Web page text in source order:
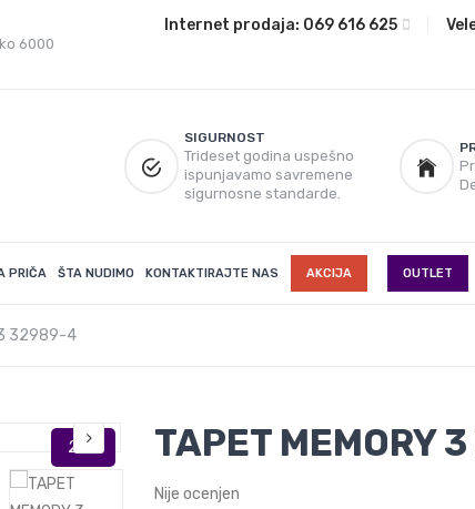
6000
Internet prodaja: 069 616 625
SIGURNOST
Trideset godina uspešno
ispunjavamo savremene
sigurnosne standarde.
PRIČA ŠTA NUDIMO KONTAKTIRAJTE NAS AKCIJA OUTLET
3 32989-4
TAPET MEMORY
Nije ocenjen